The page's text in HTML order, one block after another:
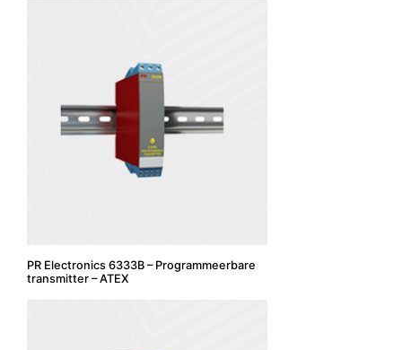
PR Electronics 6333B – Programmeerbare
transmitter – ATEX